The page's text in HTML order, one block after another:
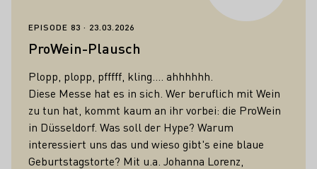
EPISODE 83 23.03.2026
ProWein-Plausch
Plopp, plopp, pfffff, kling.... ahhhhhh.
Diese Messe hat es in sich. Wer beruflich mit Wein
zu tun hat, kommt kaum an ihr vorbei: die ProWein
in Düsseldorf. Was soll der Hype? Warum
interessiert uns das und wieso gibt's eine blaue
Geburtstagstorte? Mit u.a. Johanna Lorenz,